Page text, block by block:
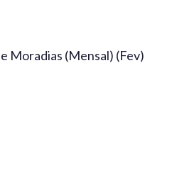
Moradias (Mensal) (Fev)